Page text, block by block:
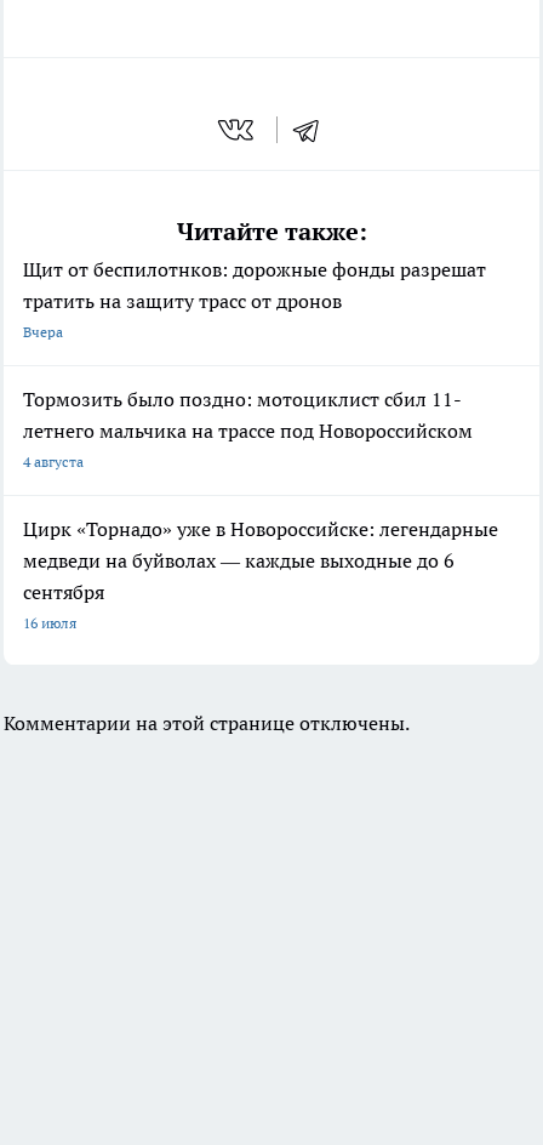
Читайте также:
Щит от беспилотнков: дорожные фонды разрешат
тратить на защиту трасс от дронов
Вчера
Тормозить было поздно: мотоциклист сбил 11-
летнего мальчика на трассе под Новороссийском
4 августа
Цирк «Торнадо» уже в Новороссийске: легендарные
медведи на буйволах — каждые выходные до 6
сентября
16 июля
Комментарии на этой странице отключены.